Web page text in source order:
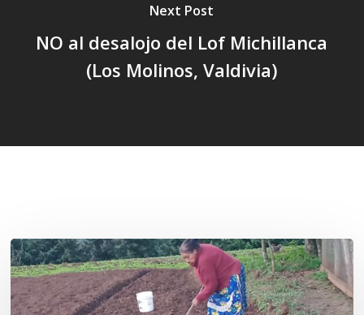
Next Post
NO al desalojo del Lof Michillanca
(Los Molinos, Valdivia)
«La
privatización
de